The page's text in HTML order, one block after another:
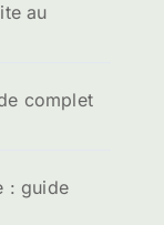
au
complet
: guide